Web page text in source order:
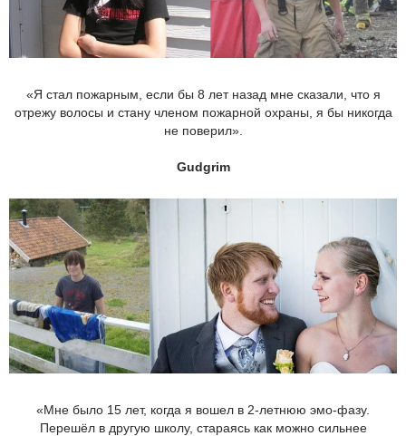
«Я стал пожарным, если бы 8 лет назад мне сказали, что я
отрежу волосы и стану членом пожарной охраны, я бы никогда
не поверил».
Gudgrim
«Мне было 15 лет, когда я вошел в 2-летнюю эмо-фазу.
Перешёл в другую школу, стараясь как можно сильнее